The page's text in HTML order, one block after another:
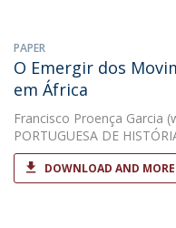
PAPER
O Emergir dos
em África​​
Francisco Proença Garcia
PORTUGUESA DE
DOWNLOAD AND